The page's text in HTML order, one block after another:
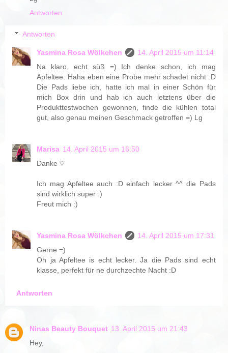
Antworten
Antworten
Yasmina Rosa Wölkchen
14. April 2015 um 11:14
Na klaro, echt süß =) Ich denke schon, ich mag
Apfeltee. Haha eben eine Probe mehr schadet nicht :D
Die Pads liebe ich, hatte ich mal in einer Schön für
mich Box drin und hab ich auch letztens über die
Produkttestwochen gewonnen, finde die kühlen total
gut, also genau meinen Geschmack getroffen =) Lg
Marisa 14. April 2015 um 16:50
Danke ♡
Ich mag Apfeltee auch :D einfach lecker ^^ die Pads
sind wirklich super :)
Freut mich :)
Yasmina Rosa Wölkchen
14. April 2015 um 17:31
Gerne =)
Oh ja Apfeltee is echt lecker. Ja die Pads sind echt
klasse, perfekt für ne durchzechte Nacht :D
Antworten
Ninas Beauty Bouquet 13. April 2015 um 21:43
Hey,